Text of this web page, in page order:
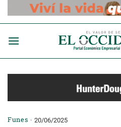
Funes 20/06/2025